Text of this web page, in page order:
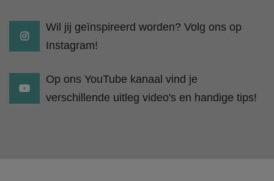
Wil jij geïnspireerd worden? Volg ons op
Instagram!
Op ons YouTube kanaal vind je
verschillende uitleg video's en handige tips!